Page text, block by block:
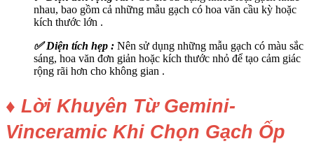
nhau, bao gồm cả những mẫu gạch có hoa văn cầu kỳ hoặc
kích thước lớn .
✅ Diện tích hẹp : Nên sử dụng những mẫu gạch có màu sắc
sáng, hoa văn đơn giản hoặc kích thước nhỏ để tạo cảm giác
rộng rãi hơn cho không gian .
♦ Lời Khuyên Từ Gemini-
Vinceramic Khi Chọn Gạch Ốp